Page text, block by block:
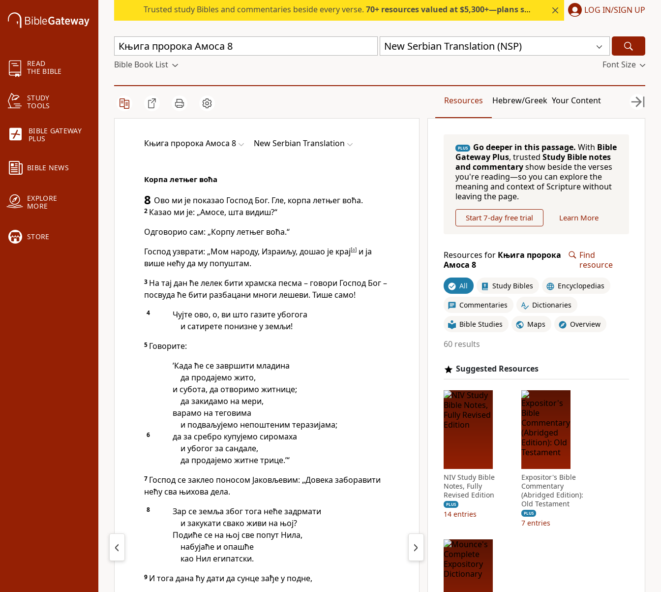
READ
THE BIBLE
STUDY
TOOLS
BIBLE GATEWAY
PLUS
BIBLE NEWS
EXPLORE
MORE
STORE
Trusted study Bibles and commentaries beside every verse. 70+ resources valued at $5,300+—plans start under $6/month. LOG IN/SIGN UP
New Serbian Translation (NSP)
Bible Book List Font Size
Resources Hebrew/Greek Your Content
Књига пророка Амоса 8 New Serbian Translation
Корпа летњег воћа
8 Ово ми је показао Господ Бог. Гле, корпа летњег воћа.
2 Казао ми је: „Амосе, шта видиш?“
Одговорио сам: „Корпу летњег воћа.“
Господ узврати: „Мом народу, Израиљу, дошао је крај[a] и ја
више нећу да му попуштам.
3 На тај дан ће лелек бити храмска песма – говори Господ Бог –
посвуда ће бити разбацани многи лешеви. Тише само!
4
Чујте ово, о, ви што газите убогога
и сатирете понизне у земљи!
5 Говорите:
’Када ће се завршити младина
да продајемо жито,
и субота, да отворимо житнице;
да закидамо на мери,
варамо на теговима
и подваљујемо непоштеним теразијама;
6
да за сребро купујемо сиромаха
и убогог за сандале,
да продајемо житне трице.’“
7 Господ се заклео поносом Јаковљевим: „Довека заборавити
нећу сва њихова дела.
8
Зар се земља због тога неће задрмати
и закукати свако живи на њој?
Подиће се на њој све попут Нила,
набујаће и опашће
као Нил египатски.
9 И тога дана ћу дати да сунце зађе у подне,
PLUS Go deeper in this passage. With Bible
Gateway Plus, trusted Study Bible notes
and commentaryshow beside the verses
you're reading—so you can explore the
meaning and context of Scripture without
leaving the page.
Start 7-day free trial Learn More
Resources for Књига пророка
Амоса 8
Find
resource
All Study Bibles Encyclopedias
Commentaries Dictionaries
Bible Studies Maps Overview
60 results
Suggested Resources
NIV Study Bible
Notes, Fully
Revised Edition
PLUS
14 entries
Expositor's Bible
Commentary
(Abridged Edition):
Old Testament
PLUS
7 entries